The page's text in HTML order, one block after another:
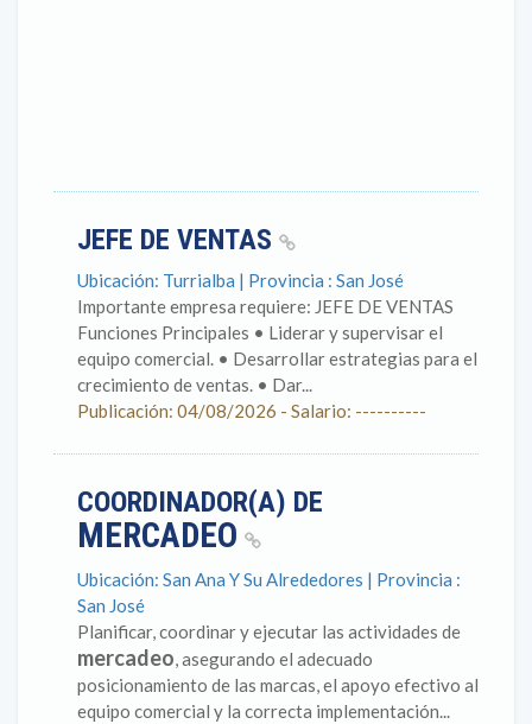
JEFE DE VENTAS
Ubicación: Turrialba | Provincia : San José
Importante empresa requiere: JEFE DE VENTAS
Funciones Principales • Liderar y supervisar el
equipo comercial. • Desarrollar estrategias para el
crecimiento de ventas. • Dar...
Publicación: 04/08/2026 - Salario: ----------
COORDINADOR(A) DE
MERCADEO
Ubicación: San Ana Y Su Alrededores | Provincia :
San José
Planificar, coordinar y ejecutar las actividades de
mercadeo, asegurando el adecuado
posicionamiento de las marcas, el apoyo efectivo al
equipo comercial y la correcta implementación...